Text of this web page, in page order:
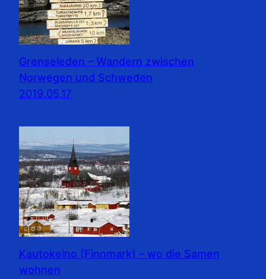
Grenseleden – Wandern zwischen
Norwegen und Schweden
2019.05.17
Kautokeino (Finnmark) – wo die Samen
wohnen